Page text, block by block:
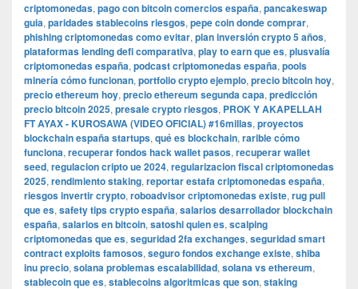
criptomonedas, pago con bitcoin comercios españa, pancakeswap
guia, paridades stablecoins riesgos, pepe coin donde comprar,
phishing criptomonedas como evitar, plan inversión crypto 5 años,
plataformas lending defi comparativa, play to earn que es, plusvalía
criptomonedas españa, podcast criptomonedas españa, pools
minería cómo funcionan, portfolio crypto ejemplo, precio bitcoin hoy,
precio ethereum hoy, precio ethereum segunda capa, predicción
precio bitcoin 2025, presale crypto riesgos, PROK Y AKAPELLAH
FT AYAX - KUROSAWA (VIDEO OFICIAL) #16millas, proyectos
blockchain españa startups, qué es blockchain, rarible cómo
funciona, recuperar fondos hack wallet pasos, recuperar wallet
seed, regulacion cripto ue 2024, regularizacion fiscal criptomonedas
2025, rendimiento staking, reportar estafa criptomonedas españa,
riesgos invertir crypto, roboadvisor criptomonedas existe, rug pull
que es, safety tips crypto españa, salarios desarrollador blockchain
españa, salarios en bitcoin, satoshi quien es, scalping
criptomonedas que es, seguridad 2fa exchanges, seguridad smart
contract exploits famosos, seguro fondos exchange existe, shiba
inu precio, solana problemas escalabilidad, solana vs ethereum,
stablecoin que es, stablecoins algoritmicas que son, staking